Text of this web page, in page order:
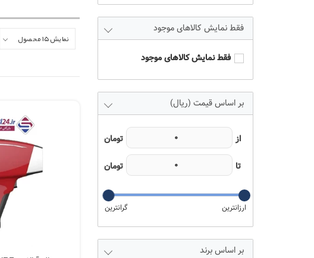
نمایش 15 محصول
فقط نمایش کالاهای موجود
فقط نمایش کالاهای موجود
بر اساس قیمت (ریال)
برند